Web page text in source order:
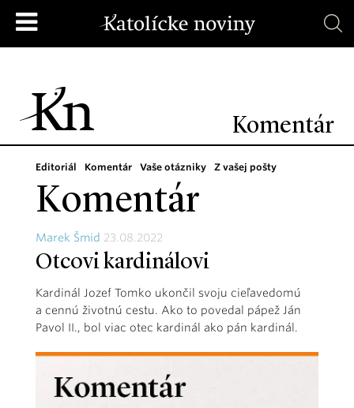
Komentár
Editoriál Komentár Vaše otázniky Z vašej pošty
Komentár
Marek Šmid 23.08.2022
Otcovi kardinálovi
Kardinál Jozef Tomko ukončil svoju cieľavedomú
a cennú životnú cestu. Ako to povedal pápež Ján
Pavol II., bol viac otec kardinál ako pán kardinál.